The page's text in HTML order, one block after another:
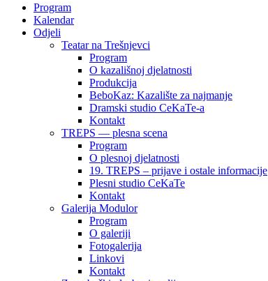
Program
Kalendar
Odjeli
Teatar na Trešnjevci
Program
O kazališnoj djelatnosti
Produkcija
BeboKaz: Kazalište za najmanje
Dramski studio CeKaTe-a
Kontakt
TREPS — plesna scena
Program
O plesnoj djelatnosti
19. TREPS – prijave i ostale informacije
Plesni studio CeKaTe
Kontakt
Galerija Modulor
Program
O galeriji
Fotogalerija
Linkovi
Kontakt